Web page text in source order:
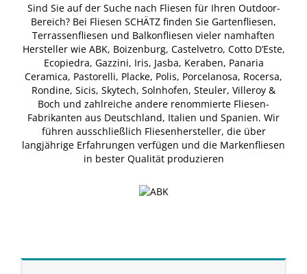
Sind Sie auf der Suche nach Fliesen für Ihren Outdoor-
Bereich? Bei Fliesen SCHÄTZ finden Sie Gartenfliesen,
Terrassenfliesen und Balkonfliesen vieler namhaften
Hersteller wie ABK, Boizenburg, Castelvetro, Cotto D’Este,
Ecopiedra, Gazzini, Iris, Jasba, Keraben, Panaria
Ceramica, Pastorelli, Placke, Polis, Porcelanosa, Rocersa,
Rondine, Sicis, Skytech, Solnhofen, Steuler, Villeroy &
Boch und zahlreiche andere renommierte Fliesen-
Fabrikanten aus Deutschland, Italien und Spanien. Wir
führen ausschließlich Fliesenhersteller, die über
langjährige Erfahrungen verfügen und die Markenfliesen
in bester Qualität produzieren